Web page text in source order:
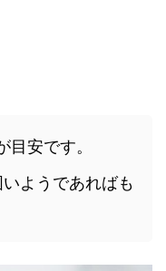
安です。
ようであればも